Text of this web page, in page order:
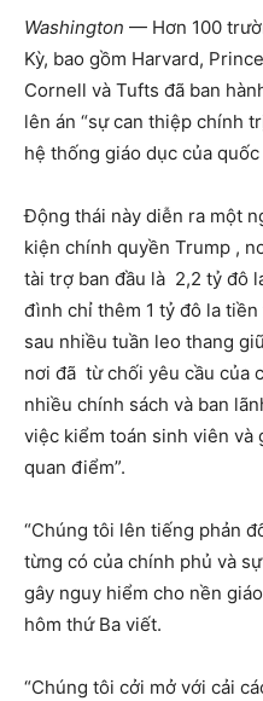
Washington — Hơn 100
Kỳ, bao gồm Harvard,
Cornell và Tufts đã ban
lên án “sự can thiệp chính
hệ thống giáo dục của quốc
Động thái này diễn ra một
kiện chính quyền Trump ,
tài trợ ban đầu là 2,2 tỷ đô
đình chỉ thêm 1 tỷ đô la
sau nhiều tuần leo thang
nơi đã từ chối yêu cầu của
nhiều chính sách và ban
việc kiểm toán sinh viên và
quan điểm”.
“Chúng tôi lên tiếng phản
từng có của chính phủ và
gây nguy hiểm cho nền
hôm thứ Ba viết.
“Chúng tôi cởi mở với cải